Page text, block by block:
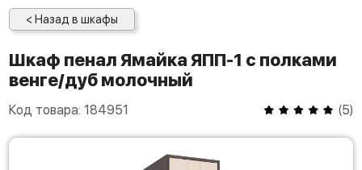
< Назад в шкафы
Шкаф пенал Ямайка ЯПП-1 с полками
венге/дуб молочный
Код товара: 184951 (5)